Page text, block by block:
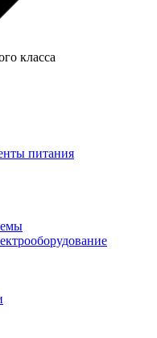
класса
питания